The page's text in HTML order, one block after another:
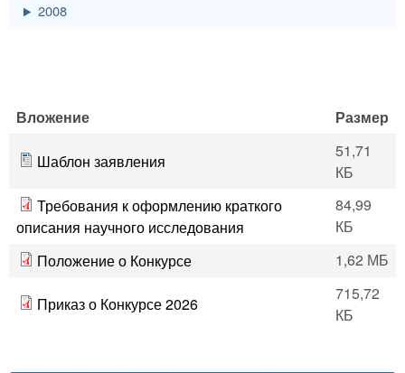
2008
Вложение Размер
Шаблон заявления
51,71
КБ
Требования к оформлению краткого
описания научного исследования
84,99
КБ
Положение о Конкурсе
1,62 МБ
Приказ о Конкурсе 2026
715,72
КБ